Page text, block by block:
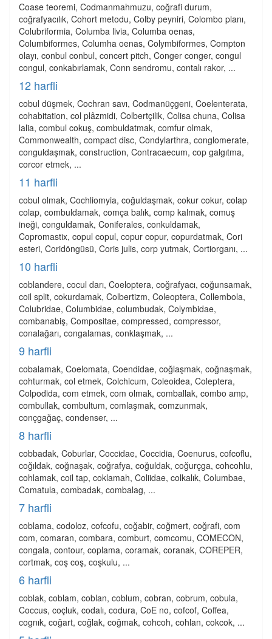
Coase teoremi, Codmanmahmuzu, coğrafi durum,
coğrafyacılık, Cohort metodu, Colby peyniri, Colombo planı,
Colubriformia, Columba livia, Columba oenas,
Columbiformes, Columha oenas, Colymbiformes, Compton
olayı, conbul conbul, concert pitch, Conger conger, congul
congul, conkabırlamak, Conn sendromu, contalı rakor, ...
12 harfli
cobul düşmek, Cochran savı, Codmanüçgeni, Coelenterata,
cohabitation, col plâzmidi, Colbertçilik, Colisa chuna, Colisa
lalia, combul cokuş, combuldatmak, comfur olmak,
Commonwealth, compact disc, Condylarthra, conglomerate,
conguldaşmak, construction, Contracaecum, cop galgıtma,
corcor etmek, ...
11 harfli
cobul olmak, Cochliomyia, coğuldaşmak, cokur cokur, colap
colap, combuldamak, comça balık, comp kalmak, comuş
ineği, conguldamak, Coniferales, conkuldamak,
Copromastix, copul copul, copur copur, copurdatmak, Cori
esteri, Coridöngüsü, Coris julis, corp yutmak, Cortiorganı, ...
10 harfli
coblandere, cocul darı, Coeloptera, coğrafyacı, coğunsamak,
coil split, cokurdamak, Colbertizm, Coleoptera, Collembola,
Colubridae, Columbidae, columbudak, Colymbidae,
combanabiş, Compositae, compressed, compressor,
conalağarı, congalamas, conklaşmak, ...
9 harfli
cobalamak, Coelomata, Coendidae, coğlaşmak, coğnaşmak,
cohturmak, col etmek, Colchicum, Coleoidea, Coleptera,
Colpodida, com etmek, com olmak, comballak, combo amp,
combullak, combultum, comlaşmak, comzunmak,
conçgağaç, condenser, ...
8 harfli
cobbadak, Coburlar, Coccidae, Coccidia, Coenurus, cofcoflu,
coğıldak, coğnaşak, coğrafya, coğuldak, coğurçga, cohcohlu,
cohlamak, coil tap, coklamah, Coliidae, colkalık, Columbae,
Comatula, combadak, combalag, ...
7 harfli
coblama, codoloz, cofcofu, coğabir, coğmert, coğrafi, com
com, comaran, combara, comburt, comcomu, COMECON,
congala, contour, coplama, coramak, coranak, COREPER,
cortmak, coş coş, coşkulu, ...
6 harfli
coblak, coblam, coblan, coblum, cobran, cobrum, cobula,
Coccus, coçluk, codalı, codura, CoE no, cofcof, Coffea,
cognık, coğart, coğlak, coğmak, cohcoh, cohlan, cokcok, ...